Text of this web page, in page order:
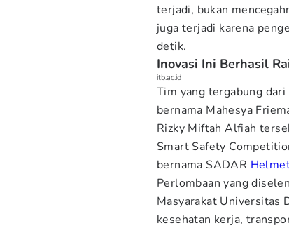
terjadi, bukan
juga terjadi karena
detik.
Inovasi Ini Berhasil
itb.ac.id
Tim yang tergabung
bernama Mahesya
Rizky Miftah Alfiah
Smart Safety
bernama SADAR
Perlombaan yang
Masyarakat Universitas
kesehatan kerja,